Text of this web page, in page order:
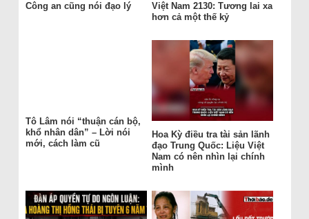
Công an cũng nói đạo lý
Việt Nam 2130: Tương lai xa
hơn cả một thế kỷ
Tô Lâm nói “thuận cán bộ,
khổ nhân dân” – Lời nói
mới, cách làm cũ
Hoa Kỳ điều tra tài sản lãnh
đạo Trung Quốc: Liệu Việt
Nam có nên nhìn lại chính
mình